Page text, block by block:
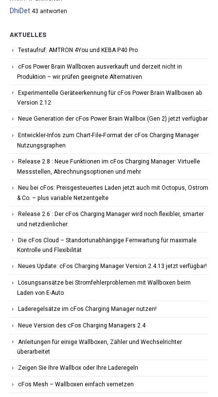
DhiDet 43 antworten
AKTUELLES
Testaufruf: AMTRON 4You und KEBA P40 Pro
cFos Power Brain Wallboxen ausverkauft und derzeit nicht in
Produktion – wir prüfen geeignete Alternativen
Experimentelle Geräteerkennung für cFos Power Brain Wallboxen ab
Version 2.12
Neue Generation der cFos Power Brain Wallbox (Gen 2) jetzt verfügbar
Entwickler-Infos zum Chart-File-Format der cFos Charging Manager
Nutzungsgraphen
Release 2.8 : Neue Funktionen im cFos Charging Manager: Virtuelle
Messstellen, Abrechnungsoptionen und mehr
Neu bei cFos: Preisgesteuertes Laden jetzt auch mit Octopus, Ostrom
& Co. – plus variable Netzentgelte
Release 2.6 : Der cFos Charging Manager wird noch flexibler, smarter
und netzdienlicher
Die cFos Cloud – Standortunabhängige Fernwartung für maximale
Kontrolle und Flexibilität
Neues Update: cFos Charging Manager Version 2.4.13 jetzt verfügbar!
Lösungsansätze bei Stromfehlerproblemen mit Wallboxen beim
Laden von E-Auto
Laderegelsätze im cFos Charging Manager nutzen!
Neue Version des cFos Charging Managers 2.4
Anleitungen für einige Wallboxen, Zähler und Wechselrichter
überarbeitet
Zeigen Sie Ihre Wallbox oder Ihre Laderegeln
cFos Mesh – Wallboxen einfach vernetzen